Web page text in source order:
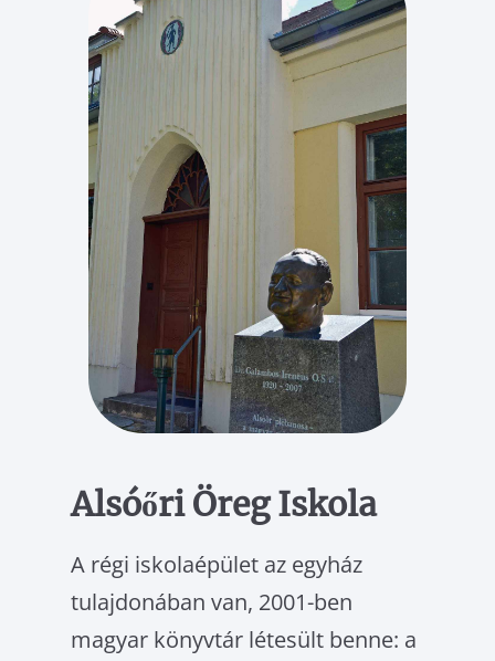
Alsóőri Öreg Iskola
A régi iskolaépület az egyház
tulajdonában van, 2001-ben
magyar könyvtár létesült ben­ne: a